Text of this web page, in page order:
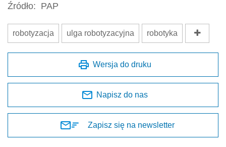
Źródło: PAP
robotyzacja ulga robotyzacyjna robotyka
Wersja do druku
Napisz do nas
Zapisz się na newsletter